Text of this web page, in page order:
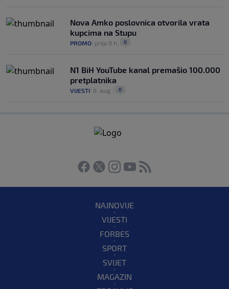
Nova Amko poslovnica otvorila vrata
kupcima na Stupu
PROMO prije 8 h 0
N1 BiH YouTube kanal premašio 100.000
pretplatnika
VIJESTI 6. aug. 0
NAJNOVIJE
VIJESTI
FORBES
SPORT
SVIJET
MAGAZIN